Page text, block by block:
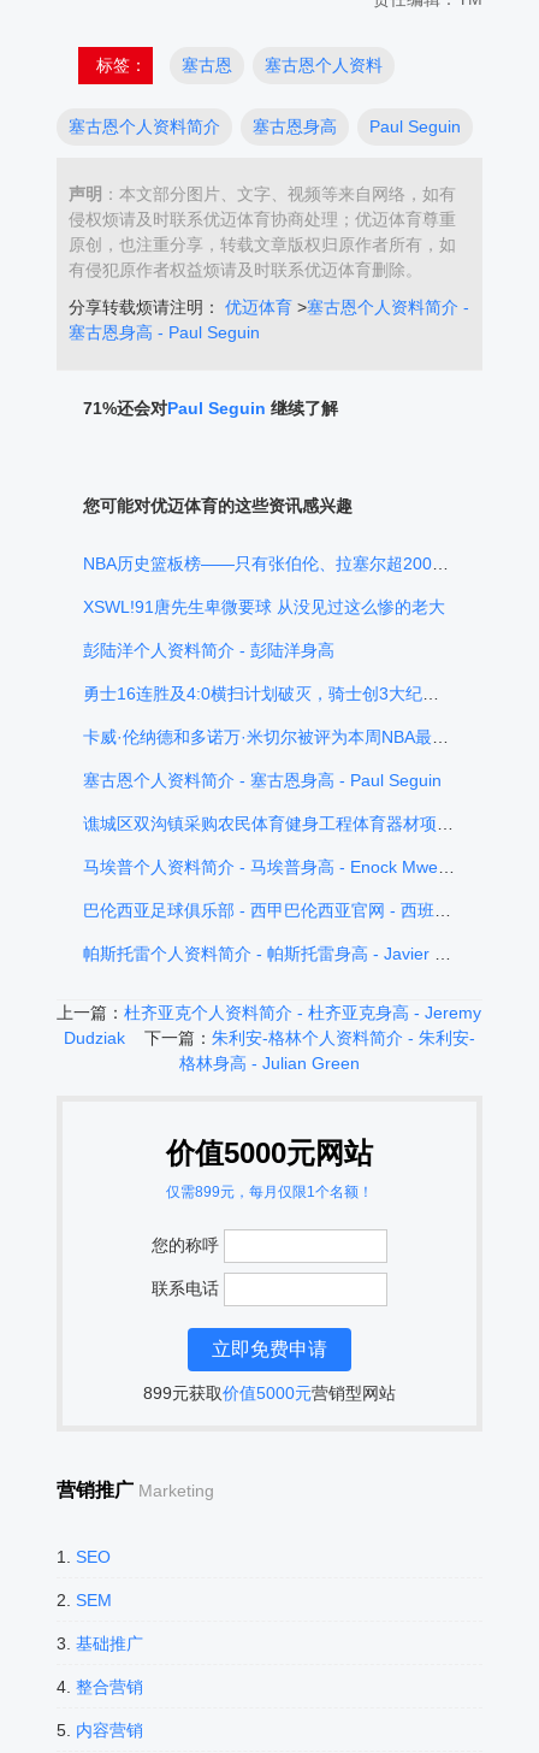
标签： 塞古恩 塞古恩个人资料
塞古恩个人资料简介 塞古恩身高 Paul Seguin
声明 ：本文部分图片、文字、视频等来自网络，如有
侵权烦请及时联系优迈体育协商处理；优迈体育尊重
原创，也注重分享，转载文章版权归原作者所有，如
有侵犯原作者权益烦请及时联系优迈体育删除。
分享转载烦请注明：
优迈体育>塞古恩个人资料简介 -
塞古恩身高 - Paul Seguin
71%还会对Paul Seguin 继续了解
您可能对优迈体育的这些资讯感兴趣
XSWL!91唐先生卑微要球 从没见过这么惨的老大
彭陆洋个人资料简介 - 彭陆洋身高
塞古恩个人资料简介 - 塞古恩身高 - Paul Seguin
上一篇：杜齐亚克个人资料简介 - 杜齐亚克身高 - Jeremy
Dudziak下一篇： 朱利安-格林个人资料简介 - 朱利安-
格林身高 - Julian Green
价值5000元网站
仅需899元，每月仅限1个名额！
您的称呼
联系电话
899元获取价值5000元营销型网站
营销推广 Marketing
1. SEO
2. SEM
3. 基础推广
4. 整合营销
5. 内容营销